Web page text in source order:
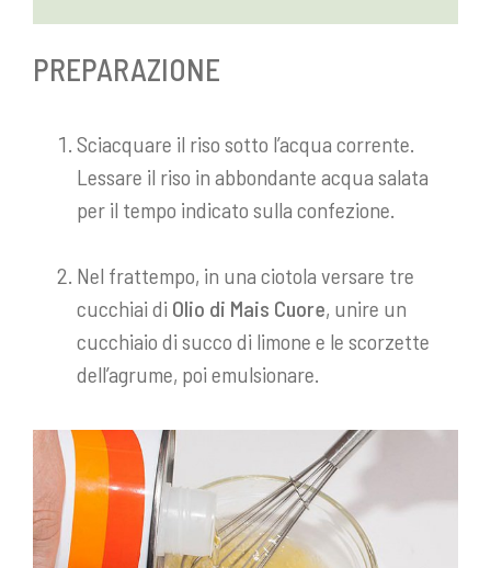
PREPARAZIONE
Sciacquare il riso sotto l’acqua corrente.
Lessare il riso in abbondante acqua salata
per il tempo indicato sulla confezione.
Nel frattempo, in una ciotola versare tre
cucchiai di Olio di Mais Cuore, unire un
cucchiaio di succo di limone e le scorzette
dell’agrume, poi emulsionare.